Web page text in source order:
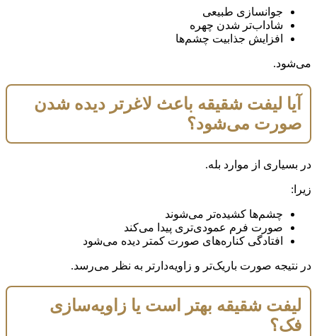
جوانسازی طبیعی
شاداب‌تر شدن چهره
افزایش جذابیت چشم‌ها
می‌شود.
آیا لیفت شقیقه باعث لاغرتر دیده شدن
صورت می‌شود؟
در بسیاری از موارد بله.
زیرا:
چشم‌ها کشیده‌تر می‌شوند
صورت فرم عمودی‌تری پیدا می‌کند
افتادگی کناره‌های صورت کمتر دیده می‌شود
در نتیجه صورت باریک‌تر و زاویه‌دارتر به نظر می‌رسد.
لیفت شقیقه بهتر است یا زاویه‌سازی
فک؟